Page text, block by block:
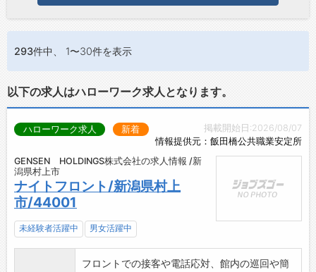
293件中、 1〜30件を表示
以下の求人はハローワーク求人となります。
掲載開始日:2026/08/07
情報提供元：飯田橋公共職業安定所
ハローワーク求人 新着
GENSEN HOLDINGS株式会社の求人情報 /新
潟県村上市
ナイトフロント/新潟県村上
市/44001
未経験者活躍中 男女活躍中
フロントでの接客や電話応対、館内の巡回や簡